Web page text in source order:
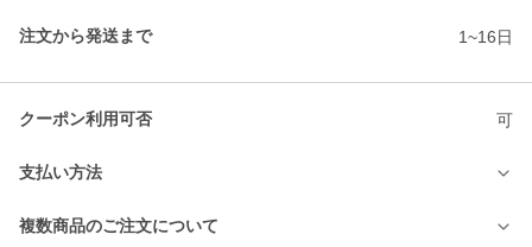
注文から発送まで 1~16日
クーポン利用可否 可
支払い方法
複数商品のご注文について